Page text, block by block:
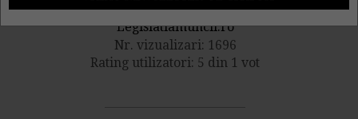
Publicat de catre
Legislatiamuncii.ro
Nr. vizualizari: 1696
Rating utilizatori: 5 din 1 vot